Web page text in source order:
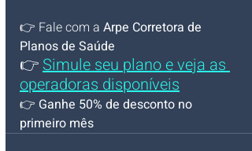
👉 Fale com a Arpe Corretora de
Planos de Saúde
👉 Simule seu plano e veja as
operadoras disponíveis
👉 Ganhe 50% de desconto no
primeiro mês